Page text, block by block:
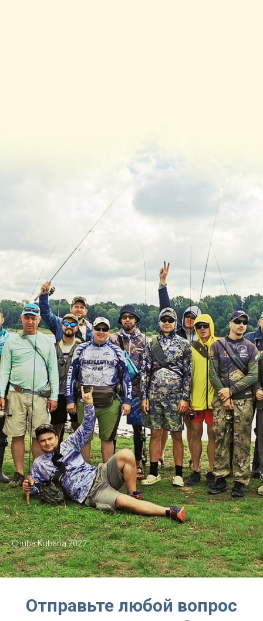
Chuba Kubana 2022
Отправьте любой вопрос